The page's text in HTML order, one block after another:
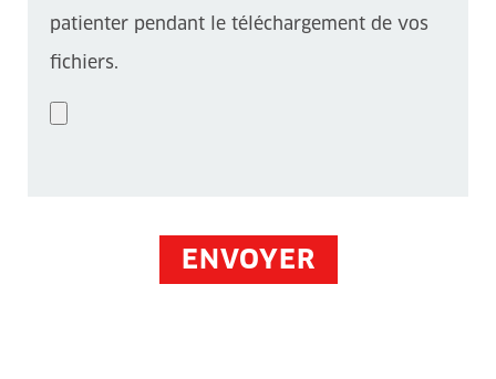
patienter pendant le téléchargement de vos
fichiers.